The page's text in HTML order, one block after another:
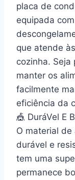
placa de
equipada
que atende
cozinha. Seja
manter os
facilmente
eficiência da
🎪 DuráVel E
O material
durável e
tem uma
permanece